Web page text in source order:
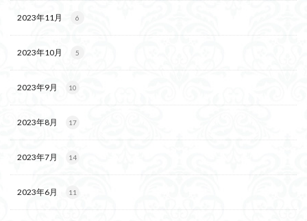
2023年11月 6
2023年10月 5
2023年9月 10
2023年8月 17
2023年7月 14
2023年6月 11